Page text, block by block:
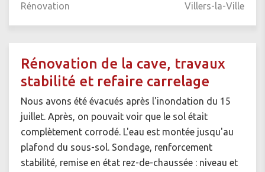
Rénovation Villers-la-Ville
Rénovation de la cave, travaux
stabilité et refaire carrelage
Nous avons été évacués après l'inondation du 15
juillet. Après, on pouvait voir que le sol était
complètement corrodé. L'eau est montée jusqu'au
plafond du sous-sol. Sondage, renforcement
stabilité, remise en état rez-de-chaussée : niveau et